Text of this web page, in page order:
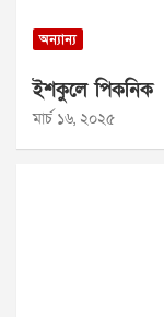
অন্যান্য
ইশকুলে পিকনিক
মার্চ ১৬, ২০২৫